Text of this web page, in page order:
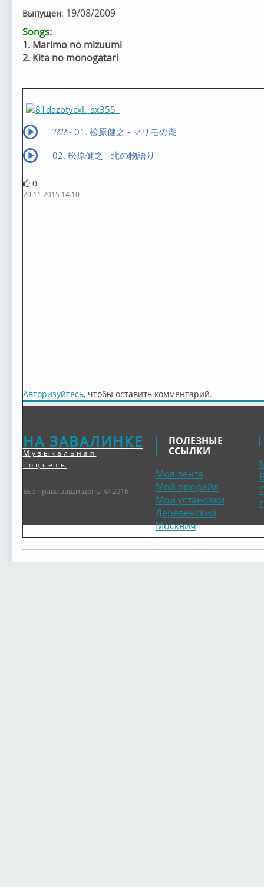
Выпущен: 19/08/2009
Songs:
1. Marimo no mizuumi
2. Kita no monogatari
???? - 01. 松原健之 - マリモの湖
02. 松原健之 - 北の物語り
0
20.11.2015 14:10
Авторизуйтесь, чтобы оставить комментарий.
НА ЗАВАЛИНКЕ
Музыкальная
соцсеть
Все права защищены © 2016
ПОЛЕЗНЫЕ
ССЫЛКИ
Моя лента
Мой профайл
Мои установки
Деревенский
Москвич